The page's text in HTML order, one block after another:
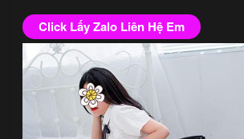
Click Lấy Zalo Liên Hệ Em